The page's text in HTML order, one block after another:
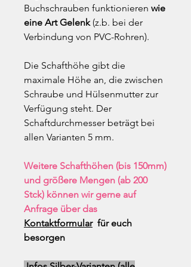
Buchschrauben funktionieren wie
eine Art Gelenk(z.b. bei der
Verbindung von PVC-Rohren).
Die Schafthöhe gibt die
maximale Höhe an, die zwischen
Schraube und Hülsenmutter zur
Verfügung steht. Der
Schaftdurchmesser beträgt bei
allen Varianten 5 mm.
Weitere Schafthöhen (bis 150mm)
und größere Mengen (ab 200
Stck) können wir gerne auf
Anfrage über das
Kontaktformularfür euch
besorgen